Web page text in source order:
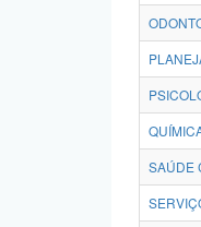
SAÚDE